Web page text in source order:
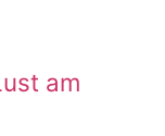
am